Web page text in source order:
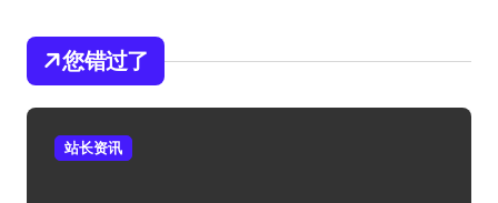
您错过了
站长资讯